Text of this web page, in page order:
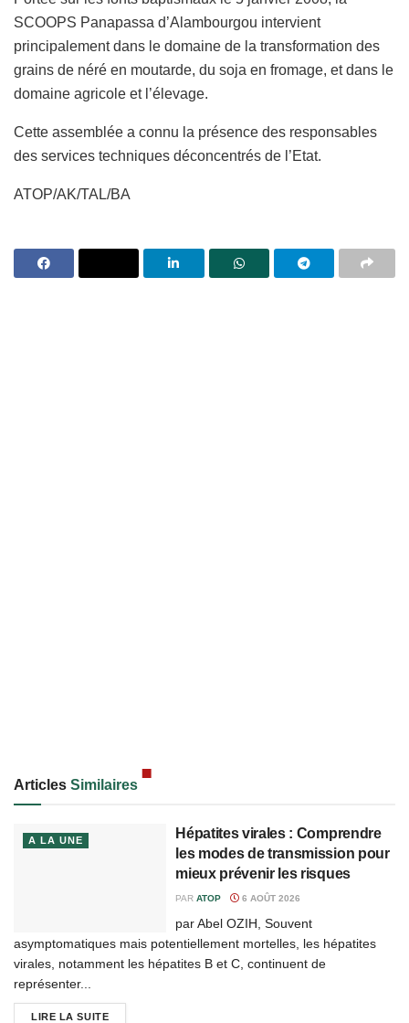
SCOOPS Panapassa d’Alambourgou intervient
principalement dans le domaine de la transformation des
grains de néré en moutarde, du soja en fromage, et dans le
domaine agricole et l’élevage.
Cette assemblée a connu la présence des responsables
des services techniques déconcentrés de l’Etat.
ATOP/AK/TAL/BA
Articles Similaires
A LA UNE
Hépatites virales : Comprendre
les modes de transmission pour
mieux prévenir les risques
PAR ATOP 6 AOÛT 2026
par Abel OZIH, Souvent
asymptomatiques mais potentiellement mortelles, les hépatites
virales, notamment les hépatites B et C, continuent de
représenter...
LIRE LA SUITE